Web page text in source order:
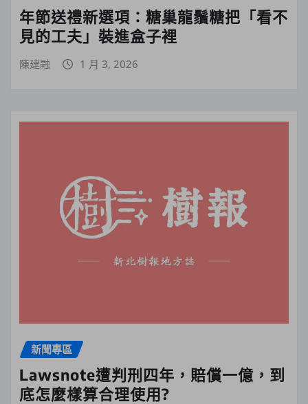
年節送禮新選項：糖巢龍鬚糖把「看不
見的工夫」裝進盒子裡
陳建融 1 月 3, 2026
新聞專區
Lawsnote遭判刑四年，賠償一億，到
底怎麼樣算合理使用?